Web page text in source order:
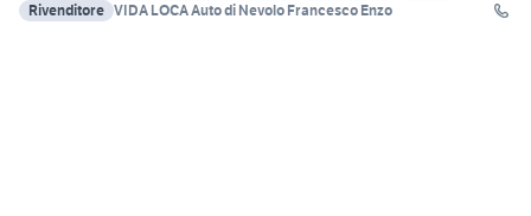
Rivenditore
VIDA LOCA Auto di Nevolo Francesco Enzo